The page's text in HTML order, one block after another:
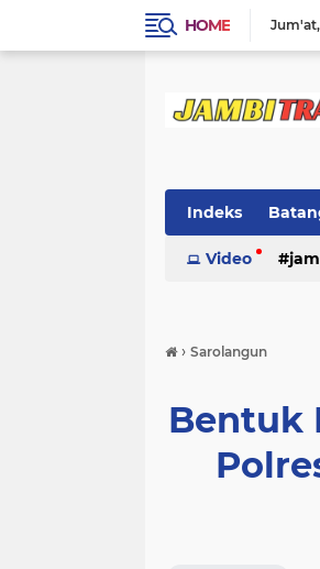
HOME Jum'at
Indeks
Video
› Sarolangun
Bentuk